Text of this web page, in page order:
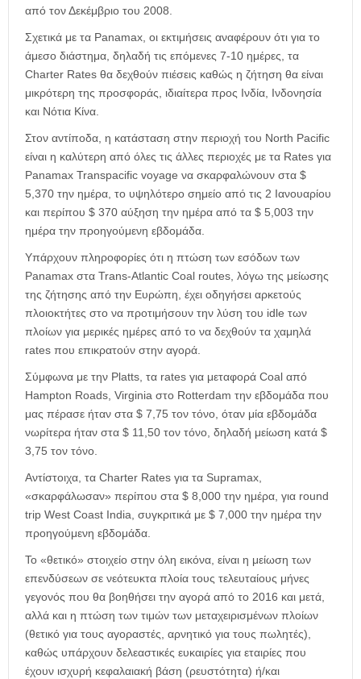
από τον Δεκέμβριο του 2008.
Σχετικά με τα Panamax, οι εκτιμήσεις αναφέρουν ότι για το
άμεσο διάστημα, δηλαδή τις επόμενες 7-10 ημέρες, τα
Charter Rates θα δεχθούν πιέσεις καθώς η ζήτηση θα είναι
μικρότερη της προσφοράς, ιδιαίτερα προς Ινδία, Ινδονησία
και Νότια Κίνα.
Στον αντίποδα, η κατάσταση στην περιοχή του North Pacific
είναι η καλύτερη από όλες τις άλλες περιοχές με τα Rates για
Panamax Transpacific voyage να σκαρφαλώνουν στα $
5,370 την ημέρα, το υψηλότερο σημείο από τις 2 Ιανουαρίου
και περίπου $ 370 αύξηση την ημέρα από τα $ 5,003 την
ημέρα την προηγούμενη εβδομάδα.
Υπάρχουν πληροφορίες ότι η πτώση των εσόδων των
Panamax στα Trans-Atlantic Coal routes, λόγω της μείωσης
της ζήτησης από την Ευρώπη, έχει οδηγήσει αρκετούς
πλοιοκτήτες στο να προτιμήσουν την λύση του idle των
πλοίων για μερικές ημέρες από το να δεχθούν τα χαμηλά
rates που επικρατούν στην αγορά.
Σύμφωνα με την Platts, τα rates για μεταφορά Coal από
Hampton Roads, Virginia στο Rotterdam την εβδομάδα που
μας πέρασε ήταν στα $ 7,75 τον τόνο, όταν μία εβδομάδα
νωρίτερα ήταν στα $ 11,50 τον τόνο, δηλαδή μείωση κατά $
3,75 τον τόνο.
Αντίστοιχα, τα Charter Rates για τα Supramax,
«σκαρφάλωσαν» περίπου στα $ 8,000 την ημέρα, για round
trip West Coast India, συγκριτικά με $ 7,000 την ημέρα την
προηγούμενη εβδομάδα.
Το «θετικό» στοιχείο στην όλη εικόνα, είναι η μείωση των
επενδύσεων σε νεότευκτα πλοία τους τελευταίους μήνες
γεγονός που θα βοηθήσει την αγορά από το 2016 και μετά,
αλλά και η πτώση των τιμών των μεταχειρισμένων πλοίων
(θετικό για τους αγοραστές, αρνητικό για τους πωλητές),
καθώς υπάρχουν δελεαστικές ευκαιρίες για εταιρίες που
έχουν ισχυρή κεφαλαιακή βάση (ρευστότητα) ή/και